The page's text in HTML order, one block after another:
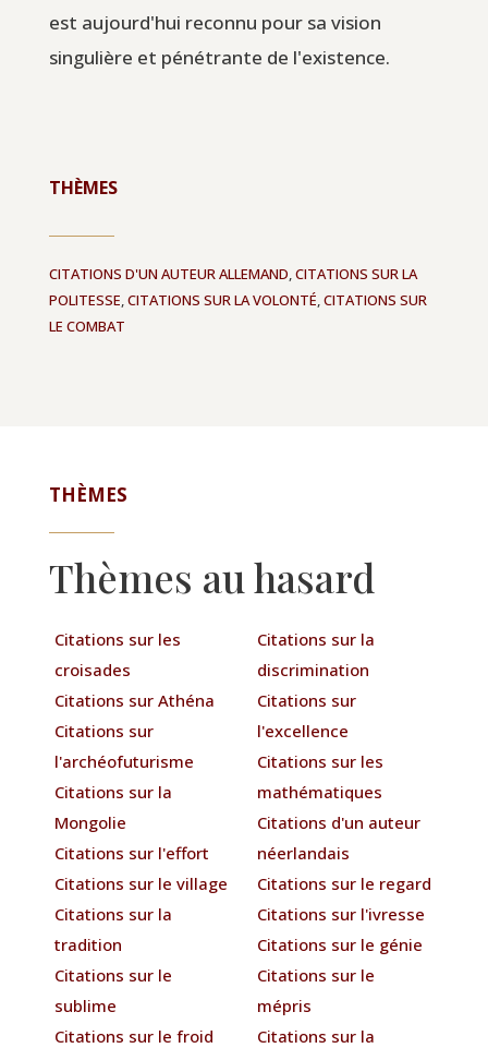
est aujourd'hui reconnu pour sa vision
singulière et pénétrante de l'existence.
THÈMES
CITATIONS D'UN AUTEUR ALLEMAND,CITATIONS SUR LA
POLITESSE,CITATIONS SUR LA VOLONTÉ,CITATIONS SUR
LE COMBAT
THÈMES
Thèmes au hasard
Citations sur les
croisades
Citations sur Athéna
Citations sur
l'archéofuturisme
Citations sur la
Mongolie
Citations sur l'effort
Citations sur le village
Citations sur la
tradition
Citations sur le
sublime
Citations sur le froid
Citations sur la
discrimination
Citations sur
l'excellence
Citations sur les
mathématiques
Citations d'un auteur
néerlandais
Citations sur le regard
Citations sur l'ivresse
Citations sur le génie
Citations sur le
mépris
Citations sur la